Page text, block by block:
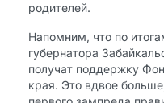
родителей.
Напомним, что по
губернатора
получат поддержку
края. Это вдвое